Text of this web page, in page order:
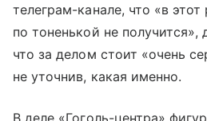
телеграм-канале, что «в этот
по тоненькой не получится»,
что за делом стоит «очень
не уточнив, какая именно.
В деле «Гоголь-центра»